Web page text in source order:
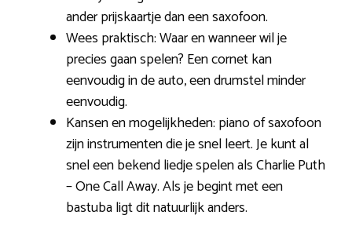
ander prijskaartje dan een saxofoon.
Wees praktisch: Waar en wanneer wil je
precies gaan spelen? Een cornet kan
eenvoudig in de auto, een drumstel minder
eenvoudig.
Kansen en mogelijkheden: piano of saxofoon
zijn instrumenten die je snel leert. Je kunt al
snel een bekend liedje spelen als Charlie Puth
– One Call Away. Als je begint met een
bastuba ligt dit natuurlijk anders.